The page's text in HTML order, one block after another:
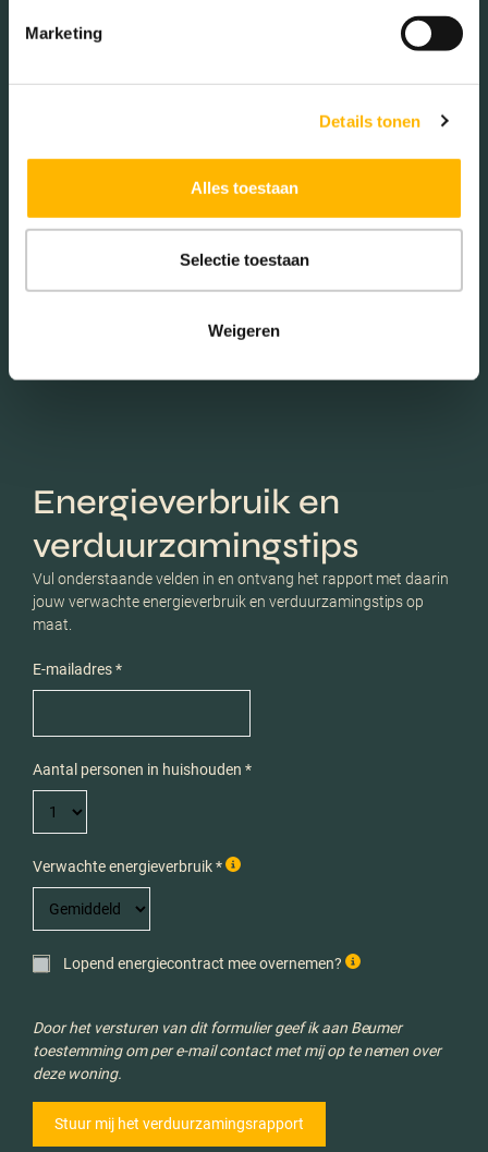
Marketing
Details tonen
Alles toestaan
Selectie toestaan
Weigeren
13985
Energieverbruik en
verduurzamingstips
Vul onderstaande velden in en ontvang het rapport met daarin
jouw verwachte energieverbruik en verduurzamingstips op
maat.
E-mailadres *
Aantal personen in huishouden *
Verwachte energieverbruik *
Lopend energiecontract mee overnemen?
Door het versturen van dit formulier geef ik aan Beumer
toestemming om per e-mail contact met mij op te nemen over
deze woning.